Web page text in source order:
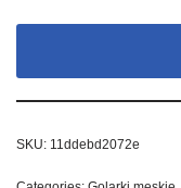
SKU: 11ddebd2072e